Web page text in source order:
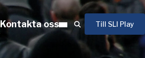
Kontakta oss Till SLI Play